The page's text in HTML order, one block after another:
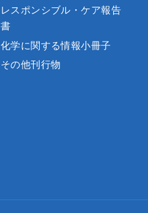
レスポンシブル・ケア報告
書
化学に関する情報小冊子
その他刊行物